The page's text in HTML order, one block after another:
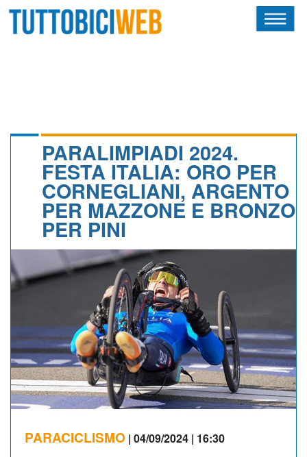
CALENDARIO
ALBI D'ORO
PARALIMPIADI 2024.
FESTA ITALIA: ORO PER
CORNEGLIANI, ARGENTO
PER MAZZONE E BRONZO
PER PINI
PARACICLISMO | 04/09/2024 | 16:30